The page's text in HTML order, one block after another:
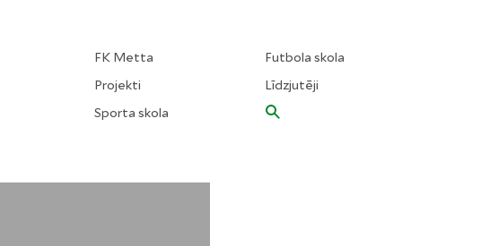
FK Metta
Projekti
Sporta skola
Futbola skola
Līdzjutēji